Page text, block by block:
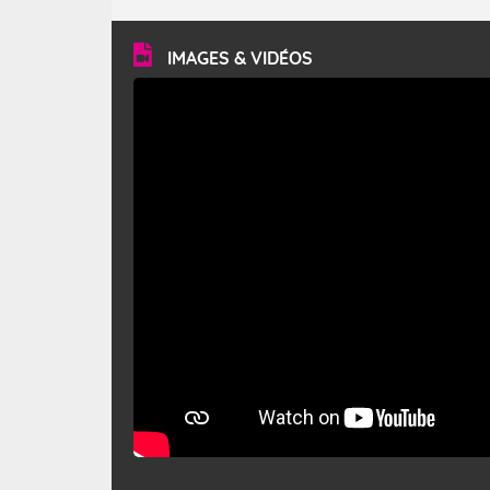
vitesse moyenne de 50 km/h et atteindre 80 à 100 km/h
en rafales, parfois davantage. Il parcourt la basse vallée
du Rhône et la Provence et envahit le littoral
méditerranéen à partir de la Camargue.
IMAGES & VIDÉOS